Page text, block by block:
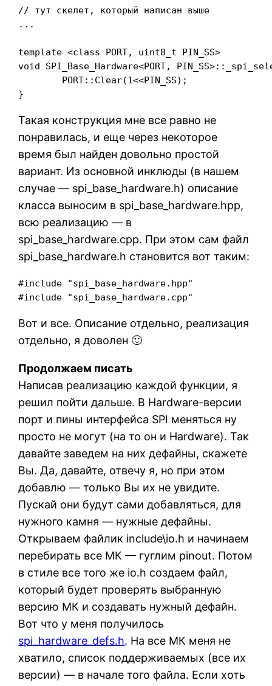
// тут скелет, который написан выше
...
template <class PORT, uint8_t PIN_SS>
void SPI_Base_Hardware<PORT,
}
Такая конструкция мне все равно не
понравилась, и еще через некоторое
время был найден довольно простой
вариант. Из основной инклюды (в нашем
случае — spi_base_hardware.h) описание
класса выносим в spi_base_hardware.hpp,
всю реализацию — в
spi_base_hardware.cpp. При этом сам файл
spi_base_hardware.h становится вот таким:
#include "spi_base_hardware.hpp"
#include "spi_base_hardware.cpp"
Вот и все. Описание отдельно, реализация
отдельно, я доволен 🙂
Продолжаем писать
Написав реализацию каждой функции, я
решил пойти дальше. В Hardware-версии
порт и пины интерфейса SPI меняться ну
просто не могут (на то он и Hardware). Так
давайте заведем на них дефайны, скажете
Вы. Да, давайте, отвечу я, но при этом
добавлю — только Вы их не увидите.
Пускай они будут сами добавляться, для
нужного камня — нужные дефайны.
Открываем файлик include\io.h и начинаем
перебирать все МК — гуглим pinout. Потом
в стиле все того же io.h создаем файл,
который будет проверять выбранную
версию МК и создавать нужный дефайн.
Вот что у меня получилось
spi_hardware_defs.h. На все МК меня не
хватило, список поддерживаемых (все их
версии) — в начале того файла. Если хоть